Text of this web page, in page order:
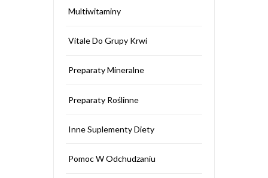
Multiwitaminy
Vitale Do Grupy Krwi
Preparaty Mineralne
Preparaty Roślinne
Inne Suplementy Diety
Pomoc W Odchudzaniu